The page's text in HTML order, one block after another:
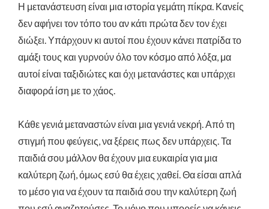
Η μετανάστευση είναι μια ιστορία γεμάτη πίκρα. Κανείς
δεν αφήνει τον τόπο του αν κάτι πρώτα δεν τον έχει
διώξει. Υπάρχουν κι αυτοί που έχουν κάνει πατρίδα το
αμάξι τους και γυρνούν όλο τον κόσμο από λόξα, μα
αυτοί είναι ταξιδιώτες και όχι μετανάστες και υπάρχει
διαφορά ίση με το χάος.
Κάθε γενιά μεταναστών είναι μια γενιά νεκρή. Από τη
στιγμή που φεύγεις, να ξέρεις πως δεν υπάρχεις. Τα
παιδιά σου μάλλον θα έχουν μια ευκαιρία για μια
καλύτερη ζωή, όμως εσύ θα έχεις χαθεί. Θα είσαι απλά
το μέσο για να έχουν τα παιδιά σου την καλύτερη ζωή